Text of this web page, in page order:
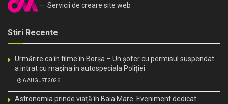
– Servicii de creare site web
Stiri Recente
Urmărire ca în filme în Borșa – Un șofer cu permisul suspendat
a intrat cu mașina în autospeciala Poliției
6 AUGUST 2026
Astronomia prinde viață în Baia Mare. Eveniment dedicat